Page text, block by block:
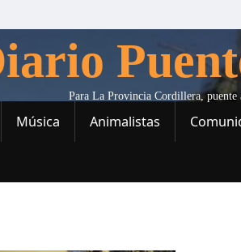
Para La Provincia Cordillera, puente
Música Animalistas